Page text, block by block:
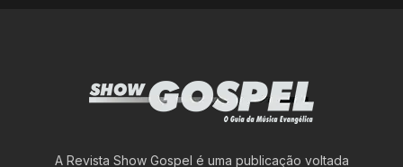
A Revista Show Gospel é uma publicação voltada